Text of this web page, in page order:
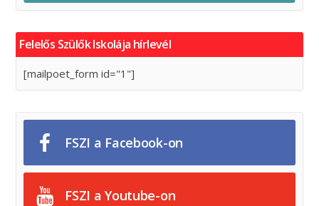
Felelős Szülők Iskolája hírlevél
[mailpoet_form id="1"]
FSZI a Facebook-on
FSZI a Youtube-on